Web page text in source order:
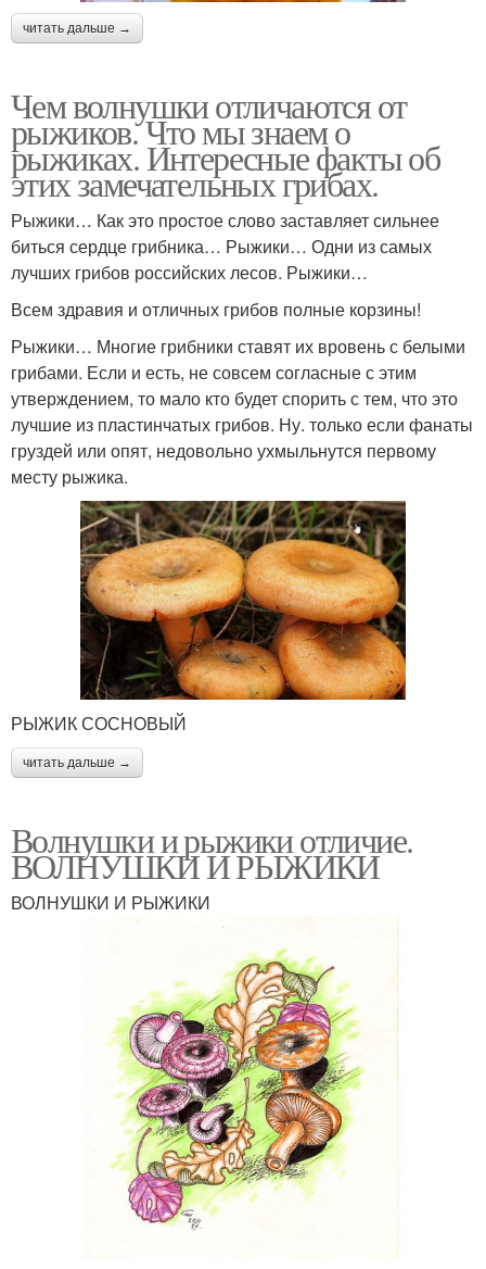
читать дальше →
Чем волнушки отличаются от
рыжиков. Что мы знаем о
рыжиках. Интересные факты об
этих замечательных грибах.
Рыжики… Как это простое слово заставляет сильнее
биться сердце грибника… Рыжики… Одни из самых
лучших грибов российских лесов. Рыжики…
Всем здравия и отличных грибов полные корзины!
Рыжики… Многие грибники ставят их вровень с белыми
грибами. Если и есть, не совсем согласные с этим
утверждением, то мало кто будет спорить с тем, что это
лучшие из пластинчатых грибов. Ну. только если фанаты
груздей или опят, недовольно ухмыльнутся первому
месту рыжика.
РЫЖИК СОСНОВЫЙ
читать дальше →
Волнушки и рыжики отличие.
ВОЛНУШКИ И РЫЖИКИ
ВОЛНУШКИ И РЫЖИКИ